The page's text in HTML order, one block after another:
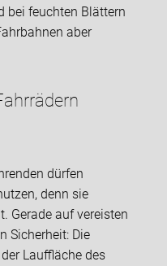
bei feuchten Blättern
aber
dürfen
denn sie
Gerade auf vereisten
Sicherheit: Die
Lauffläche des